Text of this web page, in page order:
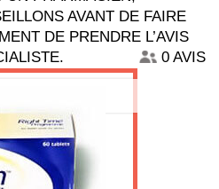
AVANT DE FAIRE
DE PRENDRE L’AVIS
0 AVIS